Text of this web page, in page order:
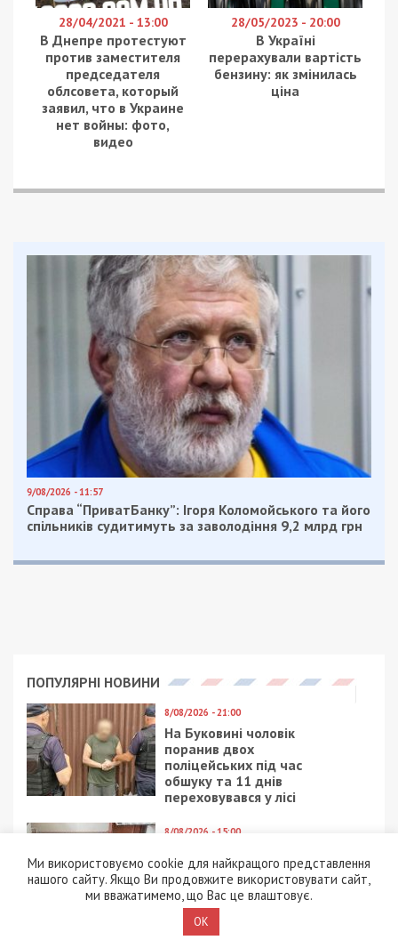
28/04/2021 - 13:00
В Днепре протестуют
против заместителя
председателя
облсовета, который
заявил, что в Украине
нет войны: фото,
видео
28/05/2023 - 20:00
В Україні
перерахували вартість
бензину: як змінилась
ціна
9/08/2026 - 11:57
Справа “ПриватБанку”: Ігоря Коломойського та його
спільників судитимуть за заволодіння 9,2 млрд грн
ПОПУЛЯРНІ НОВИНИ
8/08/2026 - 21:00
На Буковині чоловік
поранив двох
поліцейських під час
обшуку та 11 днів
переховувався у лісі
8/08/2026 - 15:00
психлікарні за $6500
організував фейковий
психіатричний діагноз
для виключення з
військового обліку
Ми використовуємо cookie для найкращого представлення
нашого сайту. Якщо Ви продовжите використовувати сайт,
ми вважатимемо, що Вас це влаштовує.
OK